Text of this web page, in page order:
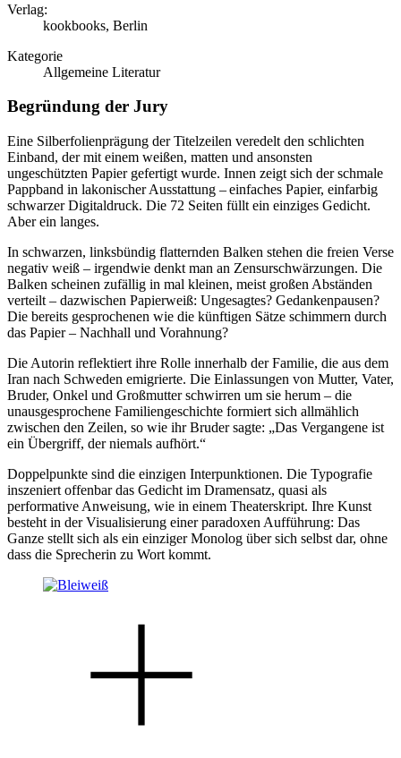
Verlag:
kookbooks, Berlin
Kategorie
Allgemeine Literatur
Begründung der Jury
Eine Silberfolienprägung der Titelzeilen veredelt den schlichten
Einband, der mit einem weißen, matten und ansonsten
ungeschützten Papier gefertigt wurde. Innen zeigt sich der schmale
Pappband in lakonischer Ausstattung – einfaches Papier, einfarbig
schwarzer Digitaldruck. Die 72 Seiten füllt ein einziges Gedicht.
Aber ein langes.
In schwarzen, linksbündig flatternden Balken stehen die freien Verse
negativ weiß – irgendwie denkt man an Zensurschwärzungen. Die
Balken scheinen zufällig in mal kleinen, meist großen Abständen
verteilt – dazwischen Papierweiß: Ungesagtes? Gedankenpausen?
Die bereits gesprochenen wie die künftigen Sätze schimmern durch
das Papier – Nachhall und Vorahnung?
Die Autorin reflektiert ihre Rolle innerhalb der Familie, die aus dem
Iran nach Schweden emigrierte. Die Einlassungen von Mutter, Vater,
Bruder, Onkel und Großmutter schwirren um sie herum – die
unausgesprochene Familiengeschichte formiert sich allmählich
zwischen den Zeilen, so wie ihr Bruder sagte: „Das Vergangene ist
ein Übergriff, der niemals aufhört.“
Doppelpunkte sind die einzigen Interpunktionen. Die Typografie
inszeniert offenbar das Gedicht im Dramensatz, quasi als
performative Anweisung, wie in einem Theaterskript. Ihre Kunst
besteht in der Visualisierung einer paradoxen Aufführung: Das
Ganze stellt sich als ein einziger Monolog über sich selbst dar, ohne
dass die Sprecherin zu Wort kommt.